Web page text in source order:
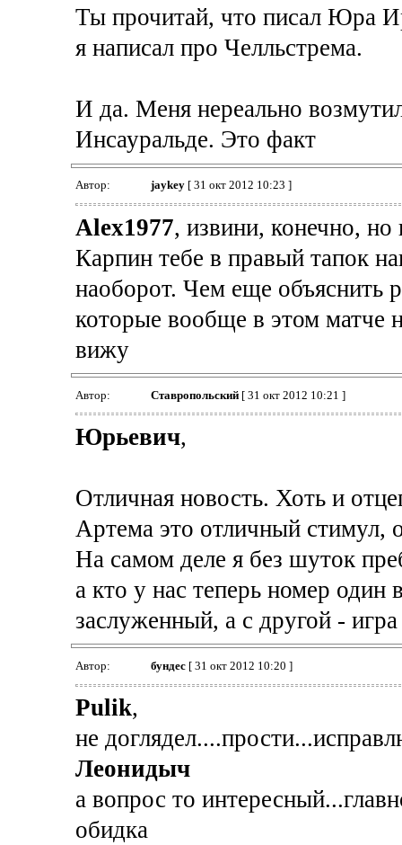
Ты прочитай, что писал Юра
я написал про Челльстрема.
И да. Меня нереально
Инсауральде. Это факт
Автор: jaykey[ 31 окт 2012 10:23 ]
Alex1977, извини, конечно, но
Карпин тебе в правый тапок
наоборот. Чем еще объяснить
которые вообще в этом матче
вижу
Автор: Ставропольский[ 31 окт 2012 10:21 ]
Юрьевич,
Отличная новость. Хоть и
Артема это отличный стимул,
На самом деле я без шуток
а кто у нас теперь номер
заслуженный, а с другой -
Автор: бундес[ 31 окт 2012 10:20 ]
Pulik,
не
Леонидыч
а вопрос то
обидка